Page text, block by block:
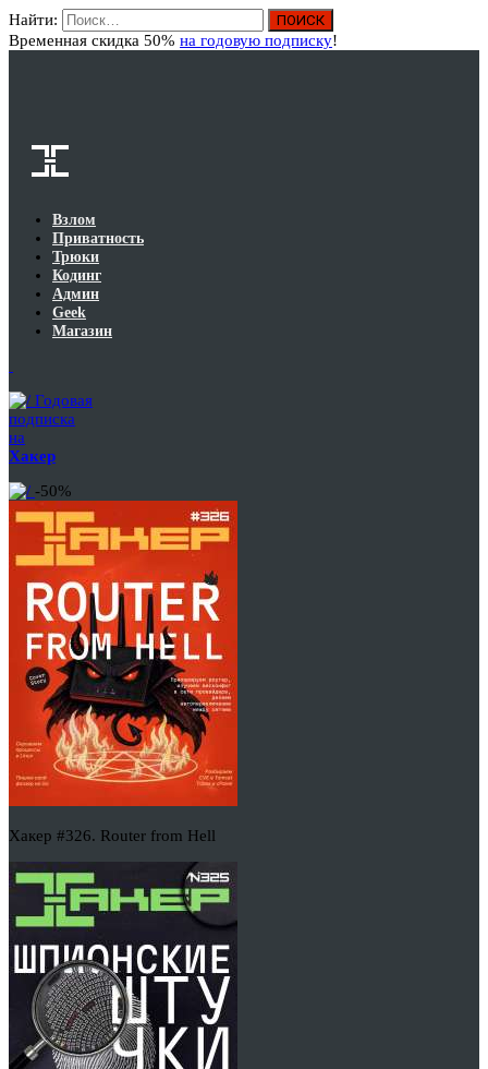
Найти:
Временная скидка 50% на годовую подписку!
Взлом
Приватность
Трюки
Кодинг
Админ
Geek
Магазин
Годовая
подписка
на
Хакер
-50%
Хакер #326. Router from Hell